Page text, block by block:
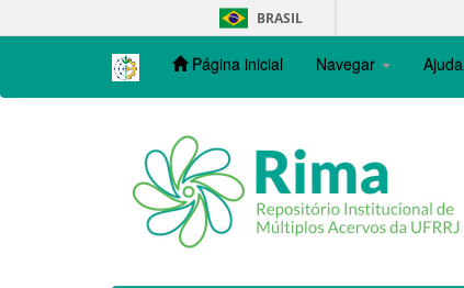
navigation
BRASIL
Página inicial Navegar Ajuda